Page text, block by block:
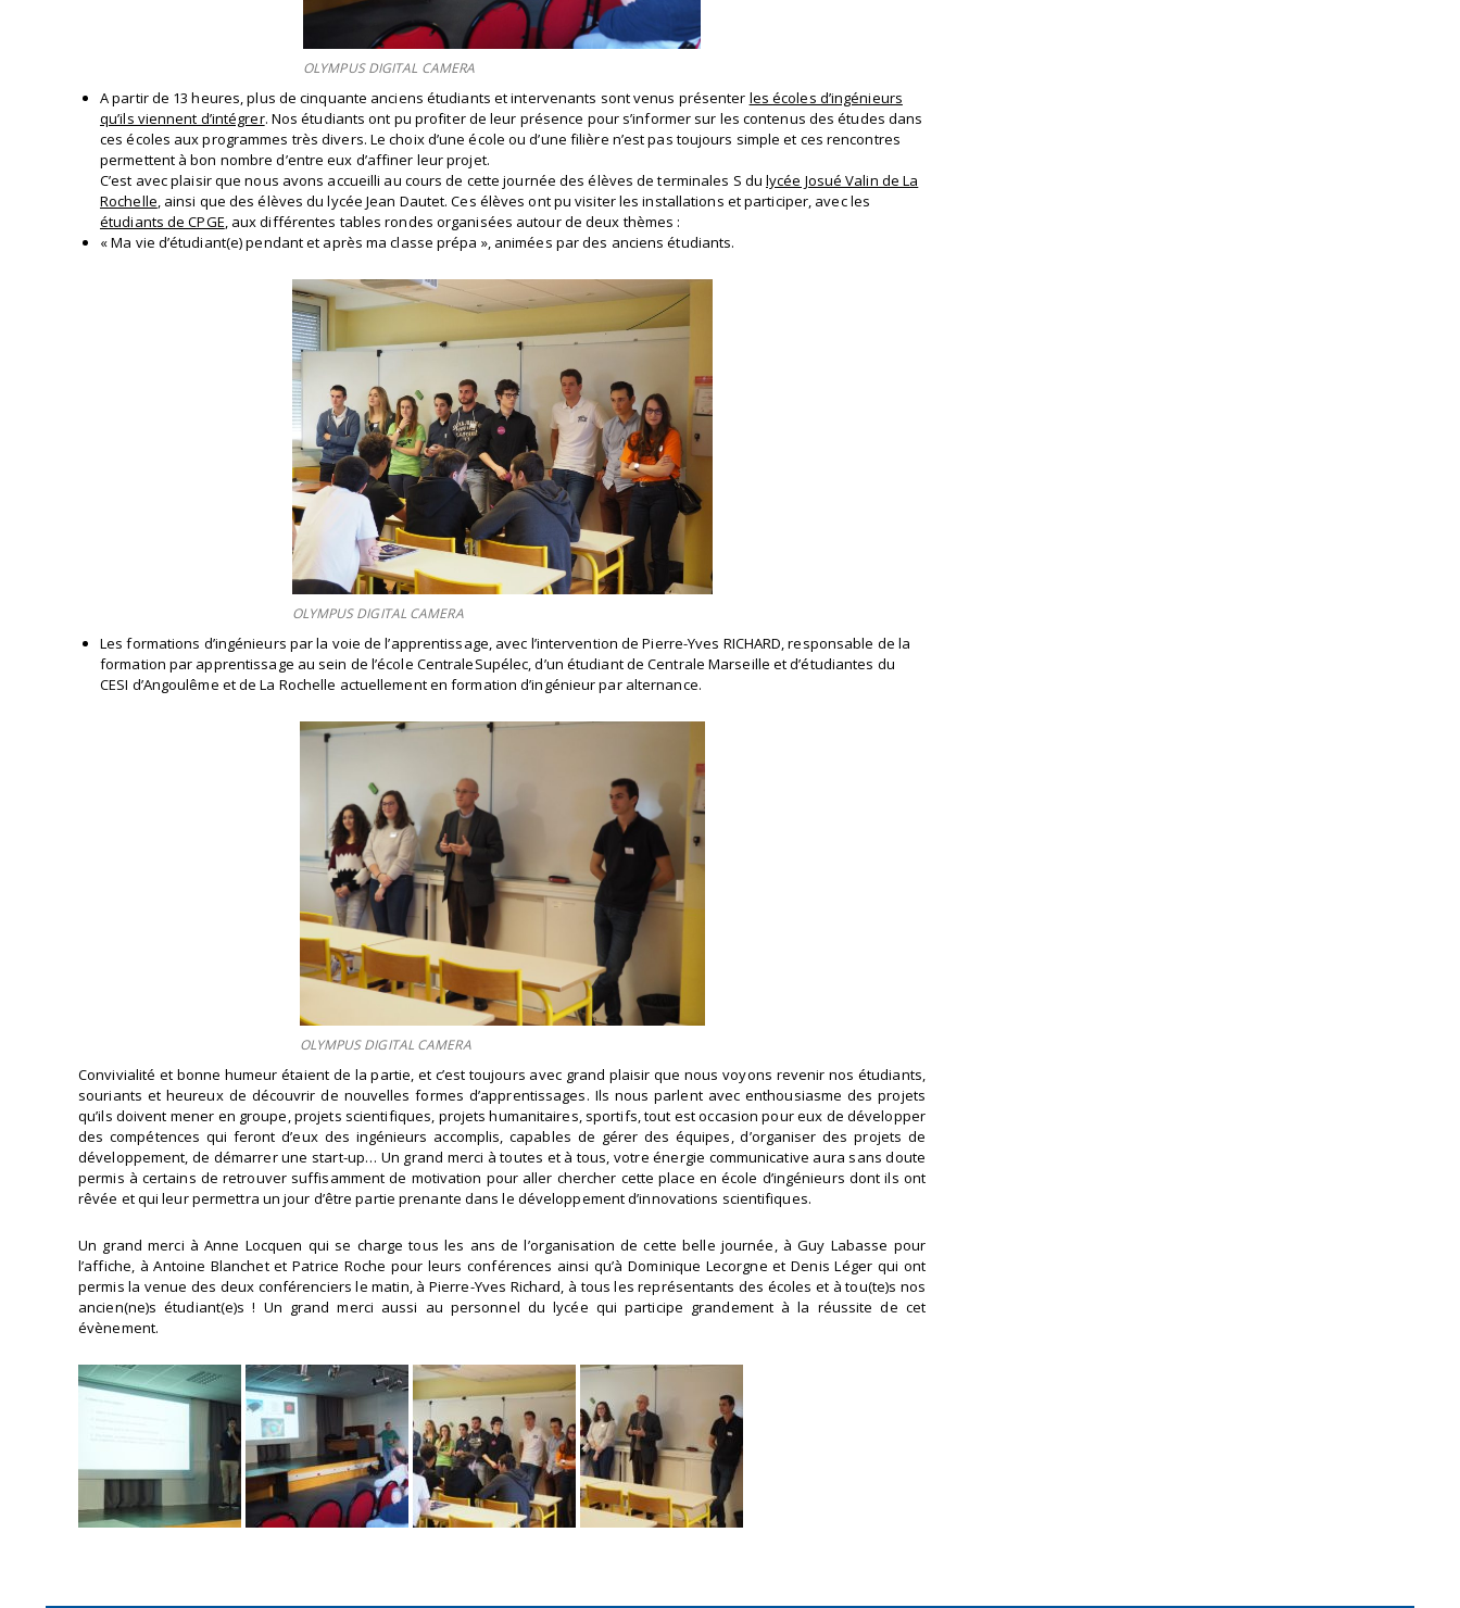
OLYMPUS DIGITAL CAMERA
A partir de 13 heures, plus de cinquante anciens étudiants et intervenants sont venus présenter les écoles d’ingénieurs
qu’ils viennent d’intégrer. Nos étudiants ont pu profiter de leur présence pour s’informer sur les contenus des études dans
ces écoles aux programmes très divers. Le choix d’une école ou d’une filière n’est pas toujours simple et ces rencontres
permettent à bon nombre d’entre eux d’affiner leur projet.
C’est avec plaisir que nous avons accueilli au cours de cette journée des élèves de terminales S du lycée Josué Valin de La
Rochelle , ainsi que des élèves du lycée Jean Dautet. Ces élèves ont pu visiter les installations et participer, avec les
étudiants de CPGE , aux différentes tables rondes organisées autour de deux thèmes :
« Ma vie d’étudiant(e) pendant et après ma classe prépa », animées par des anciens étudiants.
OLYMPUS DIGITAL CAMERA
Les formations d’ingénieurs par la voie de l’apprentissage, avec l’intervention de Pierre-Yves RICHARD, responsable de la
formation par apprentissage au sein de l’école CentraleSupélec, d’un étudiant de Centrale Marseille et d’étudiantes du
CESI d’Angoulême et de La Rochelle actuellement en formation d’ingénieur par alternance.
OLYMPUS DIGITAL CAMERA
Convivialité et bonne humeur étaient de la partie, et c’est toujours avec grand plaisir que nous voyons revenir nos étudiants,
souriants et heureux de découvrir de nouvelles formes d’apprentissages. Ils nous parlent avec enthousiasme des projets
qu’ils doivent mener en groupe, projets scientifiques, projets humanitaires, sportifs, tout est occasion pour eux de développer
des compétences qui feront d’eux des ingénieurs accomplis, capables de gérer des équipes, d’organiser des projets de
développement, de démarrer une start-up… Un grand merci à toutes et à tous, votre énergie communicative aura sans doute
permis à certains de retrouver suffisamment de motivation pour aller chercher cette place en école d’ingénieurs dont ils ont
rêvée et qui leur permettra un jour d’être partie prenante dans le développement d’innovations scientifiques.
Un grand merci à Anne Locquen qui se charge tous les ans de l’organisation de cette belle journée, à Guy Labasse pour
l’affiche, à Antoine Blanchet et Patrice Roche pour leurs conférences ainsi qu’à Dominique Lecorgne et Denis Léger qui ont
permis la venue des deux conférenciers le matin, à Pierre-Yves Richard, à tous les représentants des écoles et à tou(te)s nos
ancien(ne)s étudiant(e)s ! Un grand merci aussi au personnel du lycée qui participe grandement à la réussite de cet
évènement.